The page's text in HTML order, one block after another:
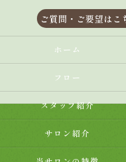
ご質問・ご要望はこ
ホーム
フロー
スタッフ紹介
サロン紹介